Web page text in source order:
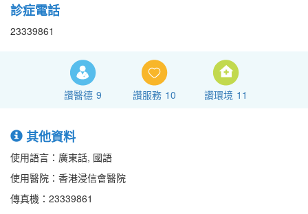
診症電話
23339861
讚醫德 9 讚服務 10 讚環境 11
其他資料
使用語言：廣東話, 國語
使用醫院：香港浸信會醫院
傳真機：23339861